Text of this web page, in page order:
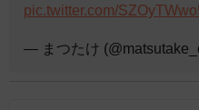
pic.twitter.com/
— まつたけ